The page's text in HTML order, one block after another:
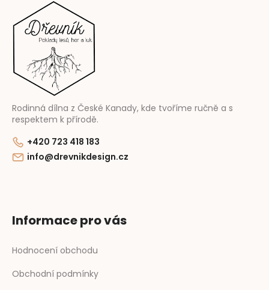
Rodinná dílna z České Kanady, kde tvoříme ručně a s
respektem k přírodě.
+420 723 418 183
info@drevnikdesign.cz
Informace pro vás
Hodnocení obchodu
Obchodní podmínky